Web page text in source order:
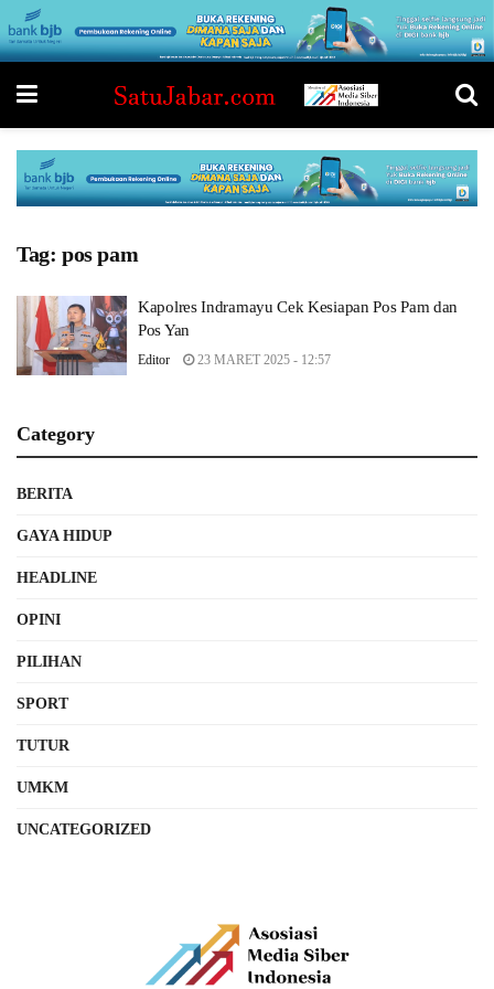
Tag: pos pam
Kapolres Indramayu Cek Kesiapan Pos Pam dan
Pos Yan
Editor 23 MARET 2025 - 12:57
Category
BERITA
GAYA HIDUP
HEADLINE
OPINI
PILIHAN
SPORT
TUTUR
UMKM
UNCATEGORIZED